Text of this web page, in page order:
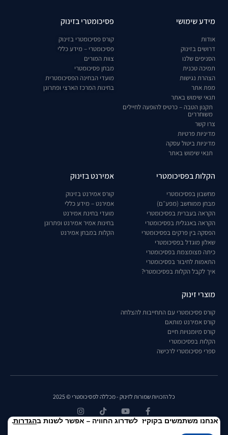
מידע שימושי
אודות
דרושים בזינוק
הסניפים שלנו
תמיכה טכנית
הצהרת נגישות
מפת אתר
תנאי שימוש באתר
תקנון הטבה – כרטיס להופעה לחיילים
משוחררים
צרו קשר
מדיניות פרטיות
מדיניות ביטול עסקה
תנאי שימוש באתר
פסיכומטרי בזינוק
קורס פסיכומטרי בזינוק
פסיכומטרי – מידע כללי
צוות המורים
מבחן פסיכומטרי
מועדי הבחינה הפסיכומטרית
בחינות המרכז הארצי ופתרונן
הקלות בפסיכומטרי
מחשבון בפסיכומטרי
מבחן ממוחשב (מפע״ם)
הקראה בעברית בפסיכומטרי
הקראה באנגלית בפסיכומטרי
הפסקה בין פרקים בפסיכומטרי
שאלון מוגדל בפסיכומטרי
כיתה מצומצמת בפסיכומטרי
התאמות לחיבור בפסיכומטרי
איך לקבל הקלות בפסיכומטרי?
אמירנט בזינוק
קורס אמירנט בזינוק
אמירנט – מידע כללי
מועדי בחינת אמירנט
בחינות אמיר אמירנט ופתרונן
הקלות במבחן אמירנט
מוצרי זינוק
קורס פסיכומטרי עם התחייבות להצלחה
קורס אמירנט מותאם
קורס מיומנויות חיים
הקלות בפסיכומטרי
ספרי פסיכומטרי לרכישה
כל הזכויות שמורות לזינוק - מכללה לפסיכומטרי © 2025
אנחנו משתמשים בקוקיז לשדרוג החוויה – אפשר לשנות בהגדרות.